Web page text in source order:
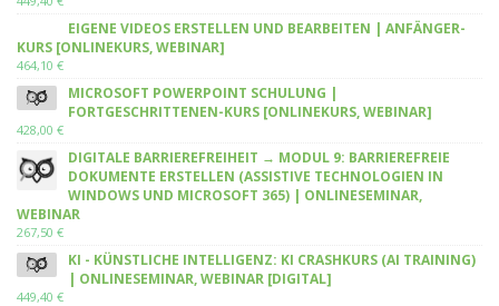
EIGENE VIDEOS ERSTELLEN UND BEARBEITEN | ANFÄNGER-
KURS [ONLINEKURS, WEBINAR]
464,10 €
MICROSOFT POWERPOINT SCHULUNG |
FORTGESCHRITTENEN-KURS [ONLINEKURS, WEBINAR]
428,00 €
DIGITALE BARRIEREFREIHEIT → MODUL 9: BARRIEREFREIE
DOKUMENTE ERSTELLEN (ASSISTIVE TECHNOLOGIEN IN
WINDOWS UND MICROSOFT 365) | ONLINESEMINAR,
WEBINAR
267,50 €
KI - KÜNSTLICHE INTELLIGENZ: KI CRASHKURS (AI TRAINING)
| ONLINESEMINAR, WEBINAR [DIGITAL]
449,40 €